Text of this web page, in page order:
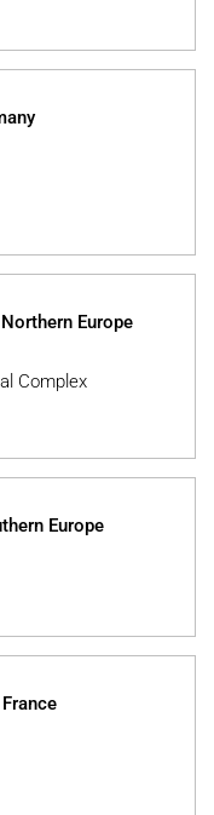
Europe
Complex
Europe